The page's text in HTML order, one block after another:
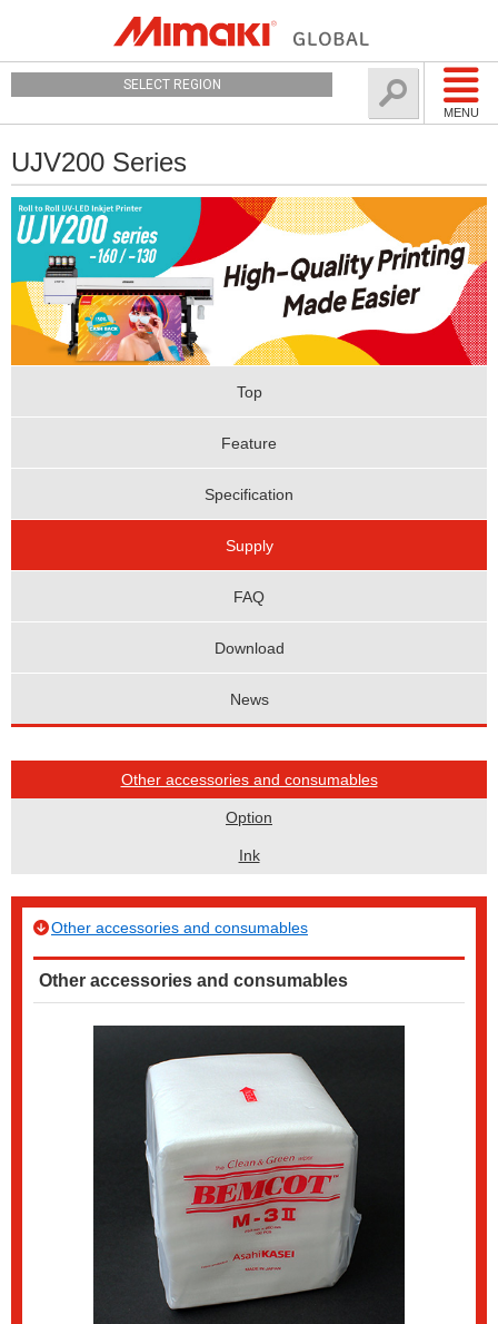
MENU
SELECT REGION
UJV200 Series
Top
Feature
Specification
Supply
FAQ
Download
News
Other accessories and consumables
Option
Ink
Other accessories and consumables
Other accessories and consumables